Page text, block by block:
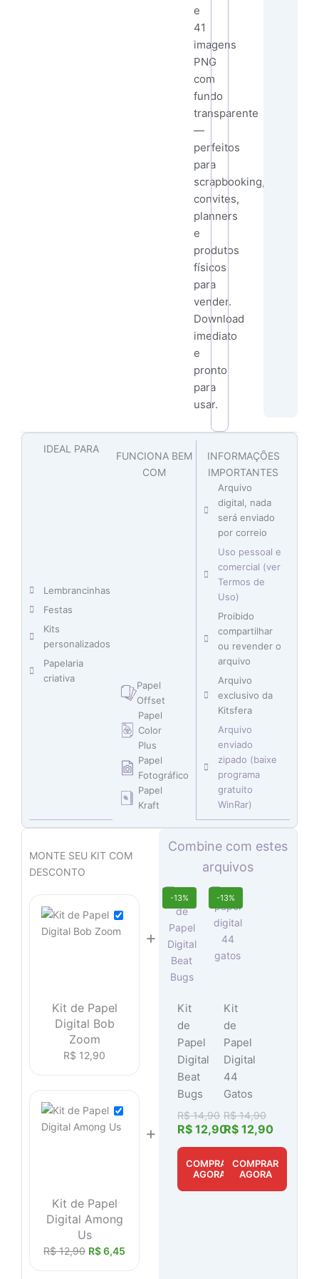
e
41
imagens
PNG
com
fundo
transparente
—
perfeitos
para
scrapbooking,
convites,
planners
e
produtos
físicos
para
vender.
Download
imediato
e
pronto
para
usar.
IDEAL PARA
Lembrancinhas
Festas
Kits
personalizados
Papelaria
criativa
FUNCIONA BEM
COM
Papel
Offset
Papel
Color
Plus
Papel
Fotográfico
Papel
Kraft
INFORMAÇÕES
IMPORTANTES
Arquivo
digital, nada
será enviado
por correio
Uso pessoal e
comercial (ver
Termos de
Uso)
Proibido
compartilhar
ou revender o
arquivo
Arquivo
exclusivo da
Kitsfera
Arquivo
enviado
zipado (baixe
programa
gratuito
WinRar)
MONTE SEU KIT COM
DESCONTO
Kit de Papel
Digital Bob
Zoom
R$ 12,90
+
Kit de Papel
Digital Among
Us
R$12,90
preço
R$6,45
preço
+
preço
preço
Combine com estes
arquivos
-13%
Kit
de
Papel
Digital
Beat
Bugs
R$14,90
O
preço
original
era:
R$ 14,90.
R$ 12,90
O
preço
atual
é:
R$ 12,90.
COMPRAR
AGORA
-13%
Kit
de
Papel
Digital
44
Gatos
R$14,90
O
preço
original
era:
R$ 14,90.
R$ 12,90
O
preço
atual
é:
R$ 12,90.
COMPRAR
AGORA